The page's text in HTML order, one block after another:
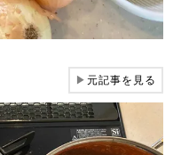
▶元記事を見る